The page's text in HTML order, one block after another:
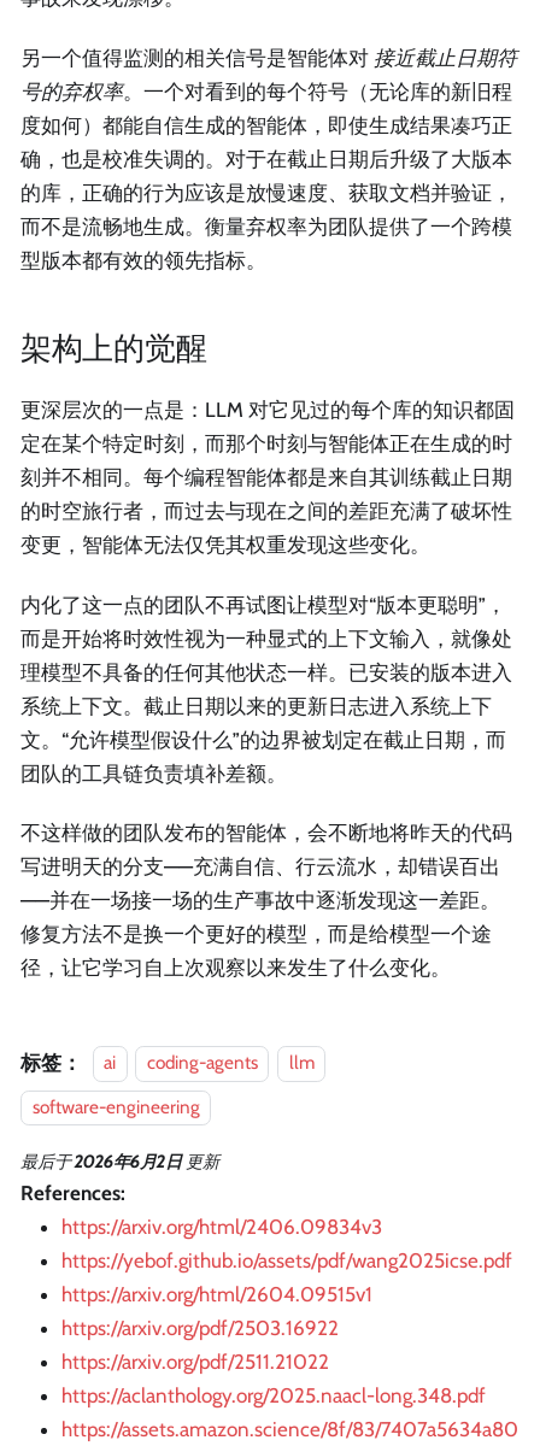
另一个值得监测的相关信号是智能体对 接近截止日期符
号的弃权率。一个对看到的每个符号（无论库的新旧程
度如何）都能自信生成的智能体，即使生成结果凑巧正
确，也是校准失调的。对于在截止日期后升级了大版本
的库，正确的行为应该是放慢速度、获取文档并验证，
而不是流畅地生成。衡量弃权率为团队提供了一个跨模
型版本都有效的领先指标。
架构上的觉醒
更深层次的一点是：LLM 对它见过的每个库的知识都固
定在某个特定时刻，而那个时刻与智能体正在生成的时
刻并不相同。每个编程智能体都是来自其训练截止日期
的时空旅行者，而过去与现在之间的差距充满了破坏性
变更，智能体无法仅凭其权重发现这些变化。
内化了这一点的团队不再试图让模型对“版本更聪明”，
而是开始将时效性视为一种显式的上下文输入，就像处
理模型不具备的任何其他状态一样。已安装的版本进入
系统上下文。截止日期以来的更新日志进入系统上下
文。“允许模型假设什么”的边界被划定在截止日期，而
团队的工具链负责填补差额。
不这样做的团队发布的智能体，会不断地将昨天的代码
写进明天的分支——充满自信、行云流水，却错误百出
——并在一场接一场的生产事故中逐渐发现这一差距。
修复方法不是换一个更好的模型，而是给模型一个途
径，让它学习自上次观察以来发生了什么变化。
标签： ai coding-agents
llm
software-engineering
最后于2026年6月2日 更新
References:
https://arxiv.org/html/2406.09834v3
https://yebof.github.io/assets/pdf/wang2025icse.pdf
https://arxiv.org/html/2604.09515v1
https://arxiv.org/pdf/2503.16922
https://arxiv.org/pdf/2511.21022
https://aclanthology.org/2025.naacl-long.348.pdf
https://assets.amazon.science/8f/83/7407a5634a80